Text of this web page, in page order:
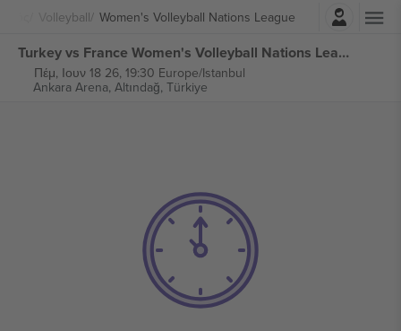
Volleyball Women's Volleyball Nations League
Σύνδεση
Turkey vs France Women's Volleyball Nations League εισιτήρια
Πέμ, Ιουν 18 26, 19:30 Europe/Istanbul
Ankara Arena, Altındağ, Türkiye